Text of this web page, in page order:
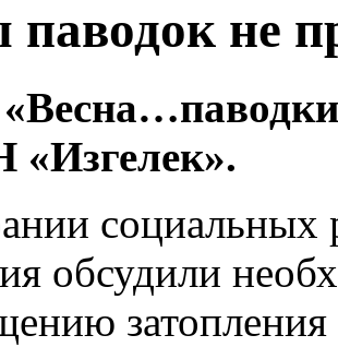
не
социальных
обсудили